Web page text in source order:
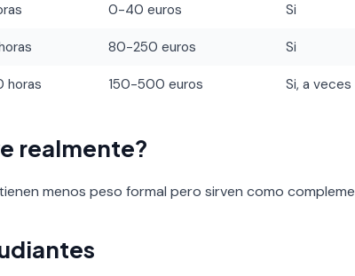
0-40 euros Si
80-250 euros Si
horas 150-500 euros Si, a
realmente?
menos peso formal pero sirven como